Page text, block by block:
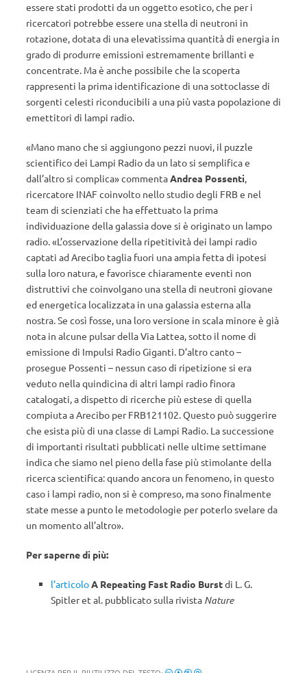
essere stati prodotti da un oggetto esotico, che per i
ricercatori potrebbe essere una stella di neutroni in
rotazione, dotata di una elevatissima quantità di energia in
grado di produrre emissioni estremamente brillanti e
concentrate. Ma è anche possibile che la scoperta
rappresenti la prima identificazione di una sottoclasse di
sorgenti celesti riconducibili a una più vasta popolazione di
emettitori di lampi radio.
«Mano mano che si aggiungono pezzi nuovi, il puzzle
scientifico dei Lampi Radio da un lato si semplifica e
dall’altro si complica» commentaAndrea Possenti,
ricercatore INAF coinvolto nello studio degli FRB e nel
team di scienziati che ha effettuato la prima
individuazione della galassia dove si è originato un lampo
radio. «L’osservazione della ripetitività dei lampi radio
captati ad Arecibo taglia fuori una ampia fetta di ipotesi
sulla loro natura, e favorisce chiaramente eventi non
distruttivi che coinvolgano una stella di neutroni giovane
ed energetica localizzata in una galassia esterna alla
nostra. Se così fosse, una loro versione in scala minore è già
nota in alcune pulsar della Via Lattea, sotto il nome di
emissione di Impulsi Radio Giganti. D’altro canto –
prosegue Possenti – nessun caso di ripetizione si era
veduto nella quindicina di altri lampi radio finora
catalogati, a dispetto di ricerche più estese di quella
compiuta a Arecibo per FRB121102. Questo può suggerire
che esista più di una classe di Lampi Radio. La successione
di importanti risultati pubblicati nelle ultime settimane
indica che siamo nel pieno della fase più stimolante della
ricerca scientifica: quando ancora un fenomeno, in questo
caso i lampi radio, non si è compreso, ma sono finalmente
state messe a punto le metodologie per poterlo svelare da
un momento all’altro».
Per saperne di più:
l’articoloA Repeating Fast Radio Burstdi L. G.
Spitler et al. pubblicato sulla rivista Nature